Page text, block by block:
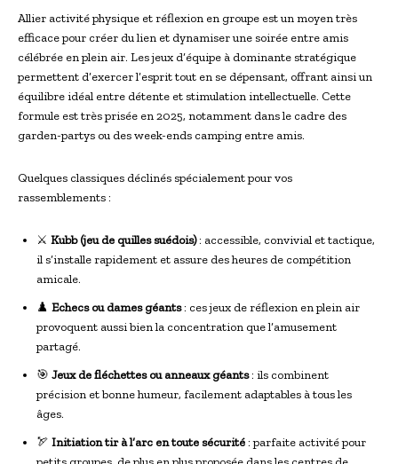
Allier activité physique et réflexion en groupe est un moyen très
efficace pour créer du lien et dynamiser une soirée entre amis
célébrée en plein air. Les jeux d’équipe à dominante stratégique
permettent d’exercer l’esprit tout en se dépensant, offrant ainsi un
équilibre idéal entre détente et stimulation intellectuelle. Cette
formule est très prisée en 2025, notamment dans le cadre des
garden-partys ou des week-ends camping entre amis.
Quelques classiques déclinés spécialement pour vos
rassemblements :
⚔️ Kubb (jeu de quilles suédois): accessible, convivial et tactique,
il s’installe rapidement et assure des heures de compétition
amicale.
♟️ Echecs ou dames géants: ces jeux de réflexion en plein air
provoquent aussi bien la concentration que l’amusement
partagé.
🎯 Jeux de fléchettes ou anneaux géants: ils combinent
précision et bonne humeur, facilement adaptables à tous les
âges.
🏹 Initiation tir à l’arc en toute sécurité: parfaite activité pour